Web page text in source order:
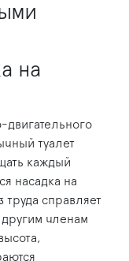
на
туалет
каждый
насадка на
справляет
членам